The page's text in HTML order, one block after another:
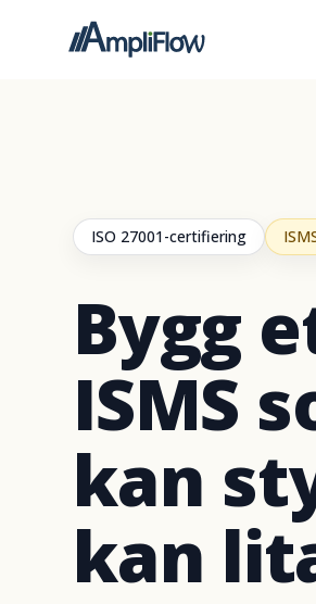
ISO 27001-certifiering
Bygg
ISMS
kan
kan